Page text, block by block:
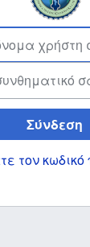
Σύνδεση
τον κωδικό